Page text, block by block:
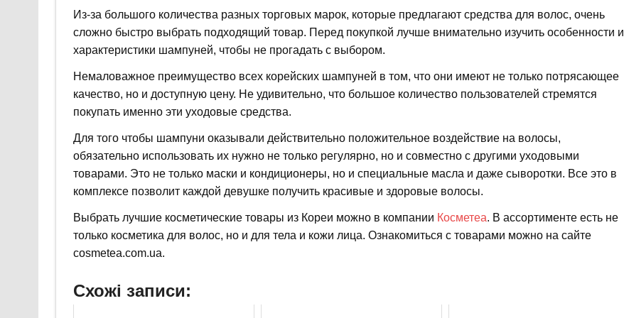
Из-за большого количества разных торговых марок, которые предлагают средства для волос, очень
сложно быстро выбрать подходящий товар. Перед покупкой лучше внимательно изучить особенности и
характеристики шампуней, чтобы не прогадать с выбором.
Немаловажное преимущество всех корейских шампуней в том, что они имеют не только потрясающее
качество, но и доступную цену. Не удивительно, что большое количество пользователей стремятся
покупать именно эти уходовые средства.
Для того чтобы шампуни оказывали действительно положительное воздействие на волосы,
обязательно использовать их нужно не только регулярно, но и совместно с другими уходовыми
товарами. Это не только маски и кондиционеры, но и специальные масла и даже сыворотки. Все это в
комплексе позволит каждой девушке получить красивые и здоровые волосы.
Выбрать лучшие косметические товары из Кореи можно в компании Косметеа. В ассортименте есть не
только косметика для волос, но и для тела и кожи лица. Ознакомиться с товарами можно на сайте
cosmetea.com.ua.
Схожі записи: